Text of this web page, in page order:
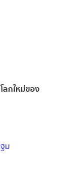
ลกใหม่ของ